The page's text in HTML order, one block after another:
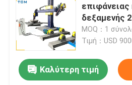
δεξαμενής
Μηχανή
MOQ：1
Τιμή：USD
Καλύτερη τιμή